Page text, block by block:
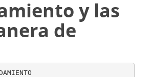
y las
de